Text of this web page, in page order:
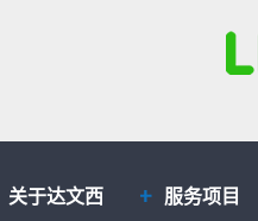
关于达文西 服务项目